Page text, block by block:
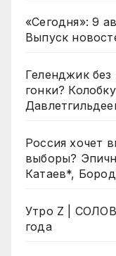
«Сегодня»: 9
Выпуск
Геленджик
гонки?
Россия хочет
выборы?
Катаев*,
Утро Z |
года